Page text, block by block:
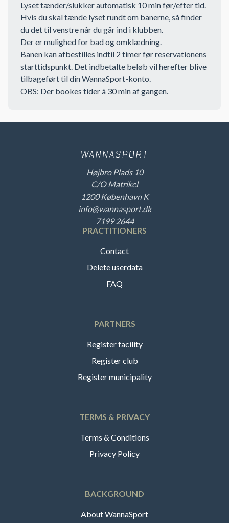
Lyset tænder/slukker automatisk 10 min før/efter tid.
Hvis du skal tænde lyset rundt om banerne, så finder
du det til venstre når du går ind i klubben.
Der er mulighed for bad og omklædning.
Banen kan afbestilles indtil 2 timer før reservationens
starttidspunkt. Det indbetalte beløb vil herefter blive
tilbageført til din WannaSport-konto.
OBS: Der bookes tider á 30 min af gangen.
Højbro Plads 10
C/O Matrikel
1200 København K
info@wannasport.dk
7199 2644
PRACTITIONERS
Contact
Delete userdata
FAQ
PARTNERS
Register facility
Register club
Register municipality
TERMS & PRIVACY
Terms & Conditions
Privacy Policy
BACKGROUND
About WannaSport